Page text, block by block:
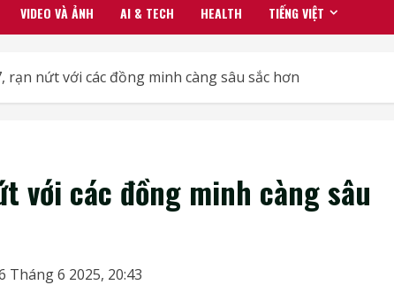
VIDEO VÀ ẢNH AI & TECH HEALTH TIẾNG VIỆT
rạn nứt với các đồng minh càng sâu sắc hơn
với các đồng minh càng sâu
Tháng 6 2025, 20:43